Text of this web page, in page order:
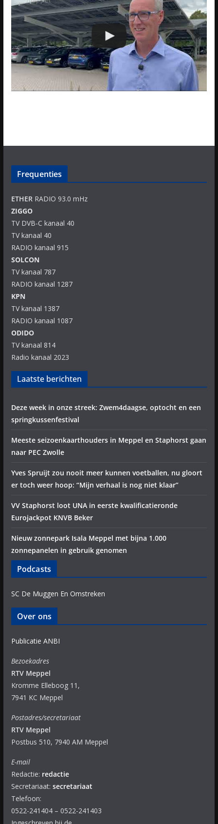
Frequenties
ETHERRADIO 93.0 mHz
ZIGGO
TV DVB-C kanaal 40
TV kanaal 40
RADIO kanaal 915
SOLCON
TV kanaal 787
RADIO kanaal 1287
KPN
TV kanaal 1387
RADIO kanaal 1087
ODIDO
TV kanaal 814
Radio kanaal 2023
Laatste berichten
Deze week in onze streek: Zwem4daagse, optocht en een
springkussenfestival
Meeste seizoenkaarthouders in Meppel en Staphorst gaan
naar PEC Zwolle
Yves Spruijt zou nooit meer kunnen voetballen, nu gloort
er toch weer hoop: “Mijn verhaal is nog niet klaar”
VV Staphorst loot UNA in eerste kwalificatieronde
Eurojackpot KNVB Beker
Nieuw zonnepark Isala Meppel met bijna 1.000
zonnepanelen in gebruik genomen
Podcasts
SC De Muggen En Omstreken
Over ons
Publicatie ANBI
Bezoekadres
RTV Meppel
Kromme Elleboog 11,
7941 KC Meppel
Postadres/secretariaat
RTV Meppel
Postbus 510, 7940 AM Meppel
E-mail
Redactie: redactie
Secretariaat: secretariaat
Telefoon:
0522-241404 – 0522-241403